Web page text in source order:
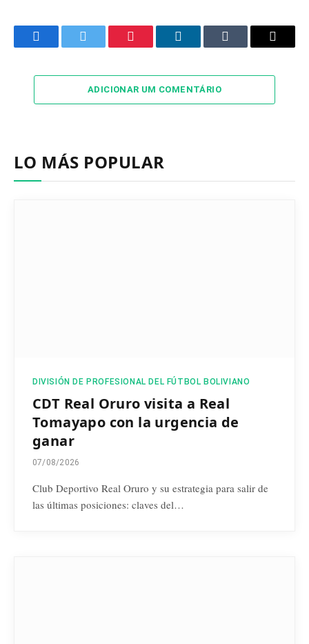
FacebookTwitter Pinterest LinkedInTumblr Email
ADICIONAR UM COMENTÁRIO
LO MÁS POPULAR
DIVISIÓN DE PROFESIONAL DEL FÚTBOL BOLIVIANO
CDT Real Oruro visita a Real
Tomayapo con la urgencia de
ganar
07/08/2026
Club Deportivo Real Oruro y su estrategia para salir de
las últimas posiciones: claves del…